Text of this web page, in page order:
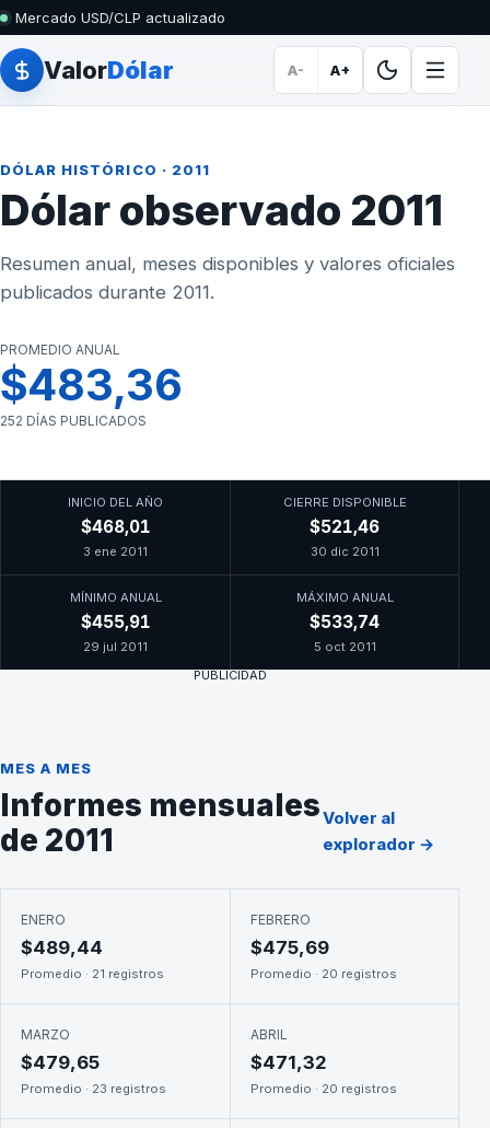
Mercado USD/CLP actualizado
ValorDólar A- A+
DÓLAR HISTÓRICO · 2011
Dólar observado 2011
Resumen anual, meses disponibles y valores oficiales
publicados durante 2011.
PROMEDIO ANUAL
$483,36
252 DÍAS PUBLICADOS
INICIO DEL AÑO
$468,01
3 ene 2011
CIERRE DISPONIBLE
$521,46
30 dic 2011
MÍNIMO ANUAL
$455,91
29 jul 2011
MÁXIMO ANUAL
$533,74
5 oct 2011
PUBLICIDAD
MES A MES
Informes mensuales
de 2011
Volver al
explorador →
ENERO
$489,44
Promedio · 21 registros
FEBRERO
$475,69
Promedio · 20 registros
MARZO
$479,65
Promedio · 23 registros
ABRIL
$471,32
Promedio · 20 registros